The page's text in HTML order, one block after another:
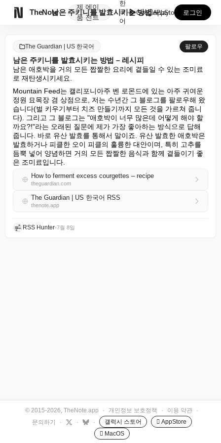
TheNote
제
품
에이
전트
남은 주키니를 발효시키는 방법 – 레시피
한
국
어
GooglePlay
AppStore 로그인
The Guardian | US 한국어 팔로우
남은 주키니를 발효시키는 방법 – 레시피
남은 애호박을 거의 모든 짭짤한 요리에 곁들일 수 있는 조미료
로 재탄생시키세요.
Mountain Feed는 캘리포니아주 벤 로몬드에 있는 아주 귀여운
정원 묘목장 겸 상점으로, 저는 수년간 그 블로그를 팔로우해 왔
습니다(벌 키우기부터 치즈 만들기까지 모든 것을 가르쳐 줍니
다). 그리고 그 블로그는 "애호박이 너무 많은데 어떻게 해야 할
까요?!"라는 오래된 질문에 제가 가장 좋아하는 방식으로 답해
줍니다. 바로 유산 발효를 통해서 말이죠. 유산 발효한 애호박은
발효하거나 피클한 오이 피클의 훌륭한 대안이며, 특히 고추를
듬뿍 넣어 양념하면 거의 모든 짭짤한 음식과 함께 곁들이기 좋
은 조미료입니다.
How to ferment excess courgettes – recipe
theguardian.com
The Guardian | US 한국어 RSS
thenote.app
RSS Hunter•7월 8일
© 2015-2026, TheNote.app · 개인정보 보호정책 · 이용 약관
·
문의하기
· · · 갤럭시 스토어
 AppStore
 MacOS